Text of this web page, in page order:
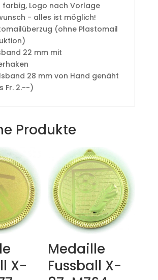
farbig, Logo nach Vorlage
- alles ist möglich!
(ohne Plastomail
22 mm mit
28 mm von Hand genäht
Fr. 2.--)
Produkte
X-
Medaille
Fussball X-